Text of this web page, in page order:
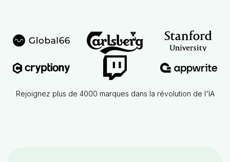
Rejoignez plus de 4000 marques dans la révolution de l'IA